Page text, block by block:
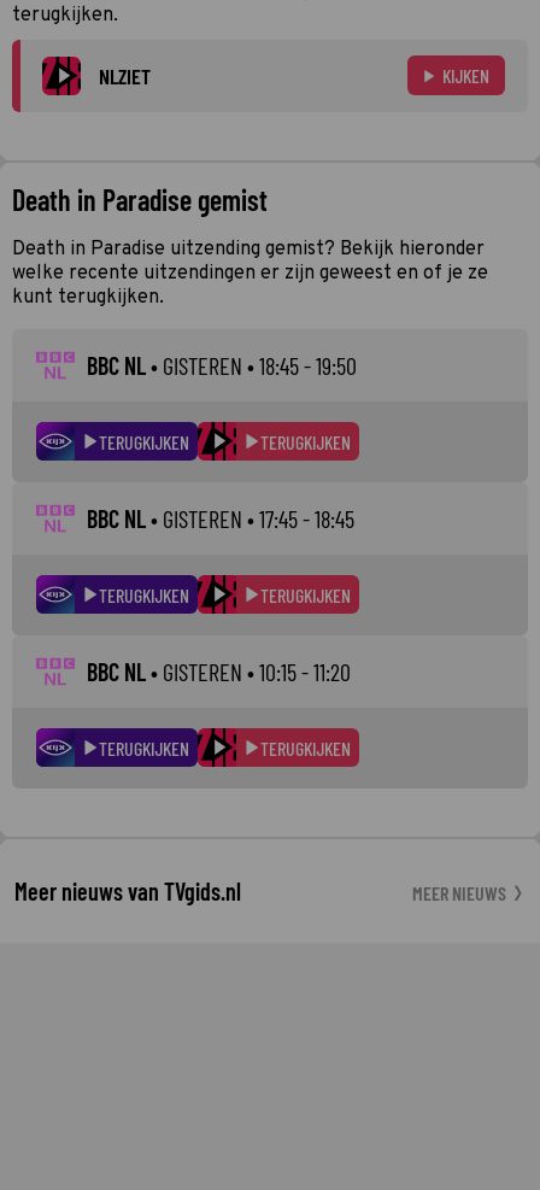
terugkijken.
NLZIET KIJKEN
Death in Paradise gemist
Death in Paradise uitzending gemist? Bekijk hieronder
welke recente uitzendingen er zijn geweest en of je ze
kunt terugkijken.
BBC NL • GISTEREN • 18:45 - 19:50
TERUGKIJKEN TERUGKIJKEN
BBC NL • GISTEREN • 17:45 - 18:45
TERUGKIJKEN TERUGKIJKEN
BBC NL • GISTEREN • 10:15 - 11:20
TERUGKIJKEN TERUGKIJKEN
Meer nieuws van TVgids.nl MEER NIEUWS